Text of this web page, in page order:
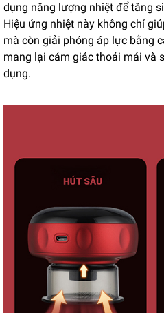
dụng năng lượng nhiệt để tăng
Hiệu ứng nhiệt này không chỉ
mà còn giải phóng áp lực bằng
mang lại cảm giác thoải mái và
dụng.